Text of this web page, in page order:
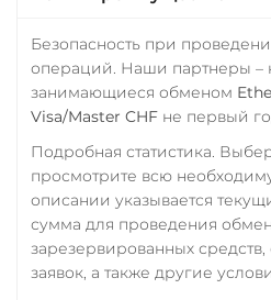
Безопасность при
операций. Наши партнеры –
занимающиеся обменом
Visa/Master CHF не первый
Подробная статистика.
просмотрите всю
описании указывается
сумма для проведения
зарезервированных
заявок, а также другие